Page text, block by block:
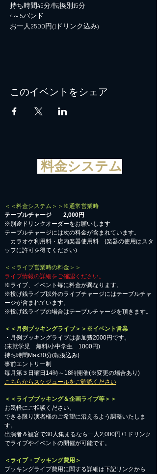
持ち時間45分/転換別15分
4～5バンド
お一人2500円(1ドリンク込み)
このイベントをシェア
料金システム
＜＜料金システム＞＞※通常営業時
テーブルチャージ 2,000円
※別途ドリンクオーダーをお願いします
テーブルチャージには次の料金が含まれています。
カラオケ利用料・店内楽器使用料 (楽器の使用はスタ
ッフに許可を得てください)
＜＜ライブ営業時の料金＞＞
ライブ情報の詳細をご確認ください。
※ライブ、イベント毎に料金が異なります。
※投げ銭ライブ以外のライブチャージにはテーブルチャ
ージが含まれています。
※投げ銭ライブの場合はテーブルチャージを頂きます。
＜＜月例ブッキングライブ＞＞※イベント営業
・月例ブッキングライブは参加費2000円です。
​(未就学児 無料/小中学生 1000円)
持ち時間Max30分(転換込み)
事前エントリー制
毎月第３日曜日14時～18時開催(※変更の場合あり)
こちらからスケジュールをご確認ください
＜＜ライブブッキング＆企画ライブ等＞＞
お気軽にご相談ください。​
​できる限り演者様のご希望に沿えるよう調整いたしま
す。
出演者＆観客で30人集まるなら一人2,000円+1ドリンク
でライブやイベントの開催が可能です。
＜ライブ・ブッキング費用＞
ブッキングライブ費用に関する詳細は下記リンクから